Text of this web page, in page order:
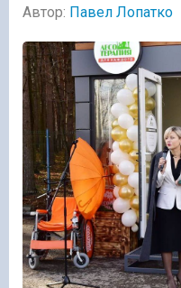
Автор: Павел Лопатко